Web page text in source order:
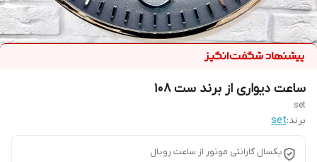
ساعت دیواری از برند ست 108
set
برند:set
یکسال گارانتی موتور از ساعت رویال